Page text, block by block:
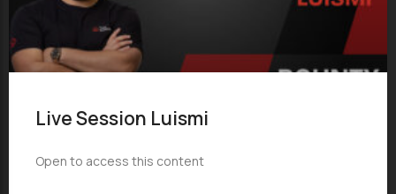
Live Session Luismi
Open to access this content